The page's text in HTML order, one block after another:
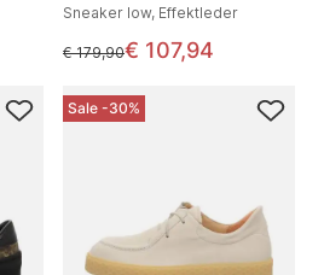
Sneaker low, Effektleder
statt
€ 179,90€ 107,94
Sale -30%